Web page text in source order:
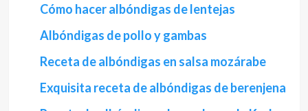
Cómo hacer albóndigas de lentejas
Albóndigas de pollo y gambas
Receta de albóndigas en salsa mozárabe
Exquisita receta de albóndigas de berenjena